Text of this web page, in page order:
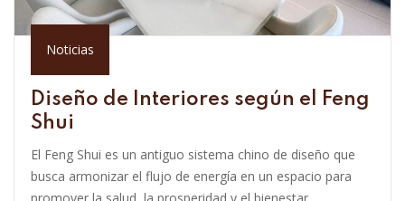
Noticias
Diseño de Interiores según el Feng
Shui
El Feng Shui es un antiguo sistema chino de diseño que
busca armonizar el flujo de energía en un espacio para
promover la salud, la prosperidad y el bienestar.